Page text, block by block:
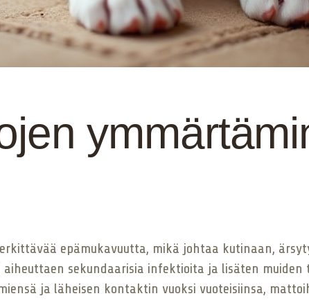
epämukavuutta, mikä johtaa kutinaan,
sekundaarisia infektioita ja lisäten muiden
ja läheisen kontaktin vuoksi vuoteisiinsa,